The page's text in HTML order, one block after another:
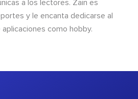
a los lectores. Zain es
y le encanta dedicarse al
como hobby.